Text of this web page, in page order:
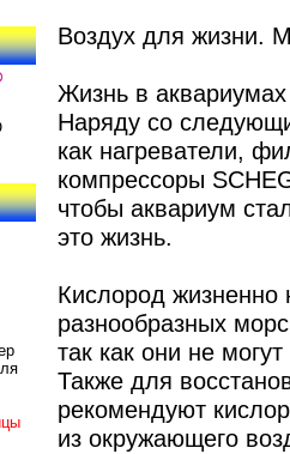
Воздух для жизни.
Жизнь в
Наряду со
как нагреватели,
компрессоры
чтобы аквариум
это жизнь.
Кислород
разнообразных
так как они не
Также для
рекомендуют
из окружающего